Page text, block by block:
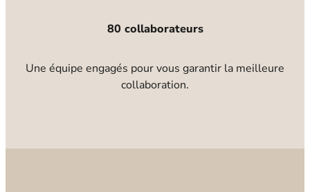
80 collaborateurs
Une équipe engagés pour vous garantir la meilleure
collaboration.